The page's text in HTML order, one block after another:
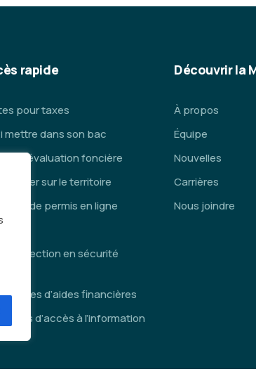
rapide
pour taxes
mettre dans son bac
d’évaluation foncière
sur le territoire
de permis en ligne
inspection en sécurité
d’aides financières
d’accès à l’information
Découvrir la
À propos
Équipe
Nouvelles
Carrières
Nous joindre